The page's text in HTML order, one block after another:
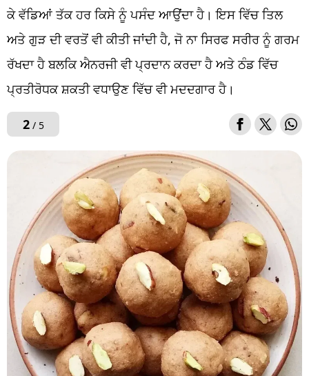
ਕੇ ਵੱਡਿਆਂ ਤੱਕ ਹਰ ਕਿਸੇ ਨੂੰ ਪਸੰਦ ਆਉਂਦਾ ਹੈ। ਇਸ ਵਿੱਚ ਤਿਲ
ਅਤੇ ਗੁੜ ਦੀ ਵਰਤੋਂ ਵੀ ਕੀਤੀ ਜਾਂਦੀ ਹੈ, ਜੋ ਨਾ ਸਿਰਫ ਸਰੀਰ ਨੂੰ ਗਰਮ
ਰੱਖਦਾ ਹੈ ਬਲਕਿ ਐਨਰਜੀ ਵੀ ਪ੍ਰਦਾਨ ਕਰਦਾ ਹੈ ਅਤੇ ਠੰਡ ਵਿੱਚ
ਪ੍ਰਤੀਰੋਧਕ ਸ਼ਕਤੀ ਵਧਾਉਣ ਵਿੱਚ ਵੀ ਮਦਦਗਾਰ ਹੈ।
2/ 5